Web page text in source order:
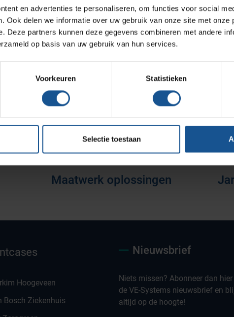
en advertenties te personaliseren, om functies voor social
Ook delen we informatie over uw gebruik van onze site met onze
Deze partners kunnen deze gegevens combineren met andere
op basis van uw gebruik van hun services.
Voorkeuren Statistieken
Selectie toestaan
Zorginstellingen
waarvan 2 met rem, Hoogwaardig rvs
Maatwerk oplossingen
Hoogeveen
Bosch Ziekenhuis
Nieuwsbrief
Niets missen? Abonneer dan hier
de VE-Systems nieuwsbrief en
altijd op de hoogte!
Medicijn- en verbandkasten
Werkplekinrichting
Assortiment